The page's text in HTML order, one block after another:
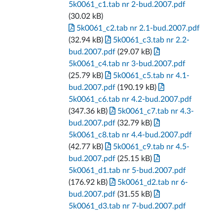
5k0061_c1.tab nr 2-bud.2007.pdf
(30.02 kB)
5k0061_c2.tab nr 2.1-bud.2007.pdf
(32.94 kB)
5k0061_c3.tab nr 2.2-
bud.2007.pdf (29.07 kB)
5k0061_c4.tab nr 3-bud.2007.pdf
(25.79 kB)
5k0061_c5.tab nr 4.1-
bud.2007.pdf (190.19 kB)
5k0061_c6.tab nr 4.2-bud.2007.pdf
(347.36 kB)
5k0061_c7.tab nr 4.3-
bud.2007.pdf (32.79 kB)
5k0061_c8.tab nr 4.4-bud.2007.pdf
(42.77 kB)
5k0061_c9.tab nr 4.5-
bud.2007.pdf (25.15 kB)
5k0061_d1.tab nr 5-bud.2007.pdf
(176.92 kB)
5k0061_d2.tab nr 6-
bud.2007.pdf (31.55 kB)
5k0061_d3.tab nr 7-bud.2007.pdf